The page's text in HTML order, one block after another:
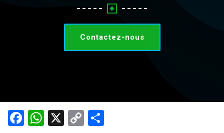
Contactez-nous
Facebook
WhatsApp
X
Copy